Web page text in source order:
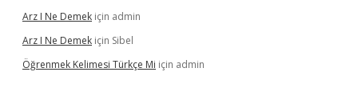
Arz I Ne Demek için admin
Arz I Ne Demek için Sibel
Öğrenmek Kelimesi Türkçe Mi için admin